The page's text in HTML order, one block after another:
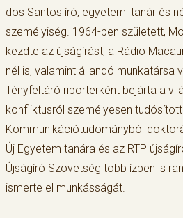
dos Santos író, egyetemi tanár és
személyiség. 1964-ben született,
kezdte az újságírást, a Rádio
nél is, valamint állandó munkatársa
Tényfeltáró riporterként bejárta a
konfliktusról személyesen
Kommunikációtudományból
Új Egyetem tanára és az RTP
Újságíró Szövetség több ízben is
ismerte el munkásságát.